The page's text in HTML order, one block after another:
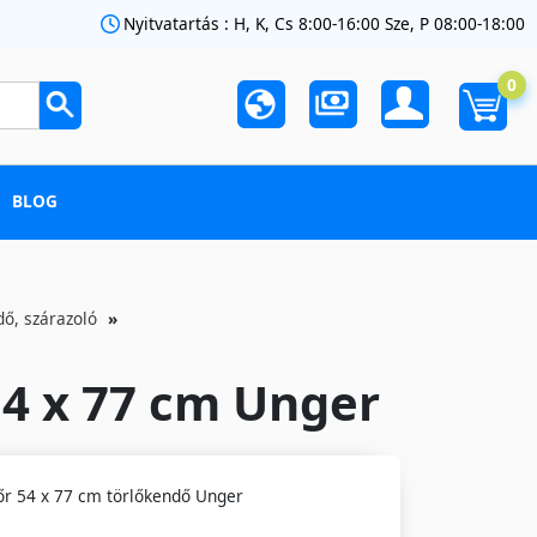
Nyitvatartás : H, K, Cs 8:00-16:00 Sze, P 08:00-18:00
0
BLOG
szárazoló
x 77 cm Unger
54 x 77 cm törlőkendő Unger